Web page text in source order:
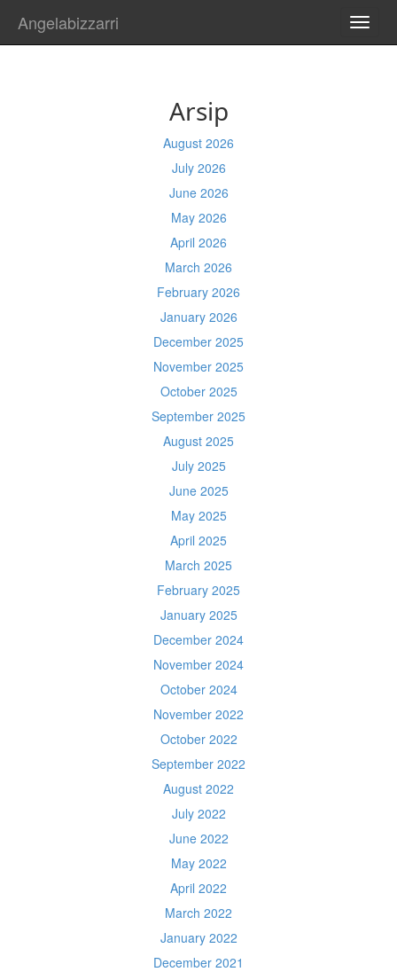
Angelabizzarri
Arsip
August 2026
July 2026
June 2026
May 2026
April 2026
March 2026
February 2026
January 2026
December 2025
November 2025
October 2025
September 2025
August 2025
July 2025
June 2025
May 2025
April 2025
March 2025
February 2025
January 2025
December 2024
November 2024
October 2024
November 2022
October 2022
September 2022
August 2022
July 2022
June 2022
May 2022
April 2022
March 2022
January 2022
December 2021